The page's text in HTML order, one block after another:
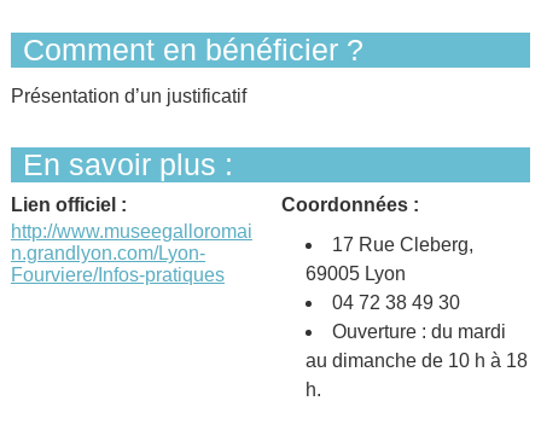
Comment en bénéficier ?
Présentation d’un justificatif
En savoir plus :
Lien officiel :
http://www.museegalloromai
n.grandlyon.com/Lyon-
Fourviere/Infos-pratiques
Coordonnées :
17 Rue Cleberg,
69005 Lyon
04 72 38 49 30
Ouverture : du mardi
au dimanche de 10 h à 18
h.